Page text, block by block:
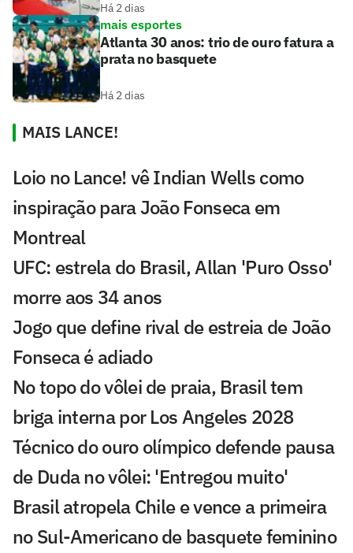
Há 2 dias
mais esportes
Atlanta 30 anos: trio de ouro fatura a
prata no basquete
Há 2 dias
MAIS LANCE!
Loio no Lance! vê Indian Wells como
inspiração para João Fonseca em
Montreal
UFC: estrela do Brasil, Allan 'Puro Osso'
morre aos 34 anos
Jogo que define rival de estreia de João
Fonseca é adiado
No topo do vôlei de praia, Brasil tem
briga interna por Los Angeles 2028
Técnico do ouro olímpico defende pausa
de Duda no vôlei: 'Entregou muito'
Brasil atropela Chile e vence a primeira
no Sul-Americano de basquete feminino